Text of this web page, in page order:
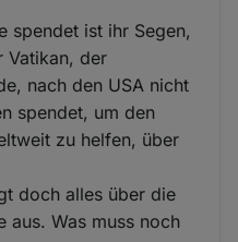
spendet ist ihr Segen,
Vatikan, der
nach den USA nicht
spendet, um den
zu helfen, über
doch alles über die
aus. Was muss noch